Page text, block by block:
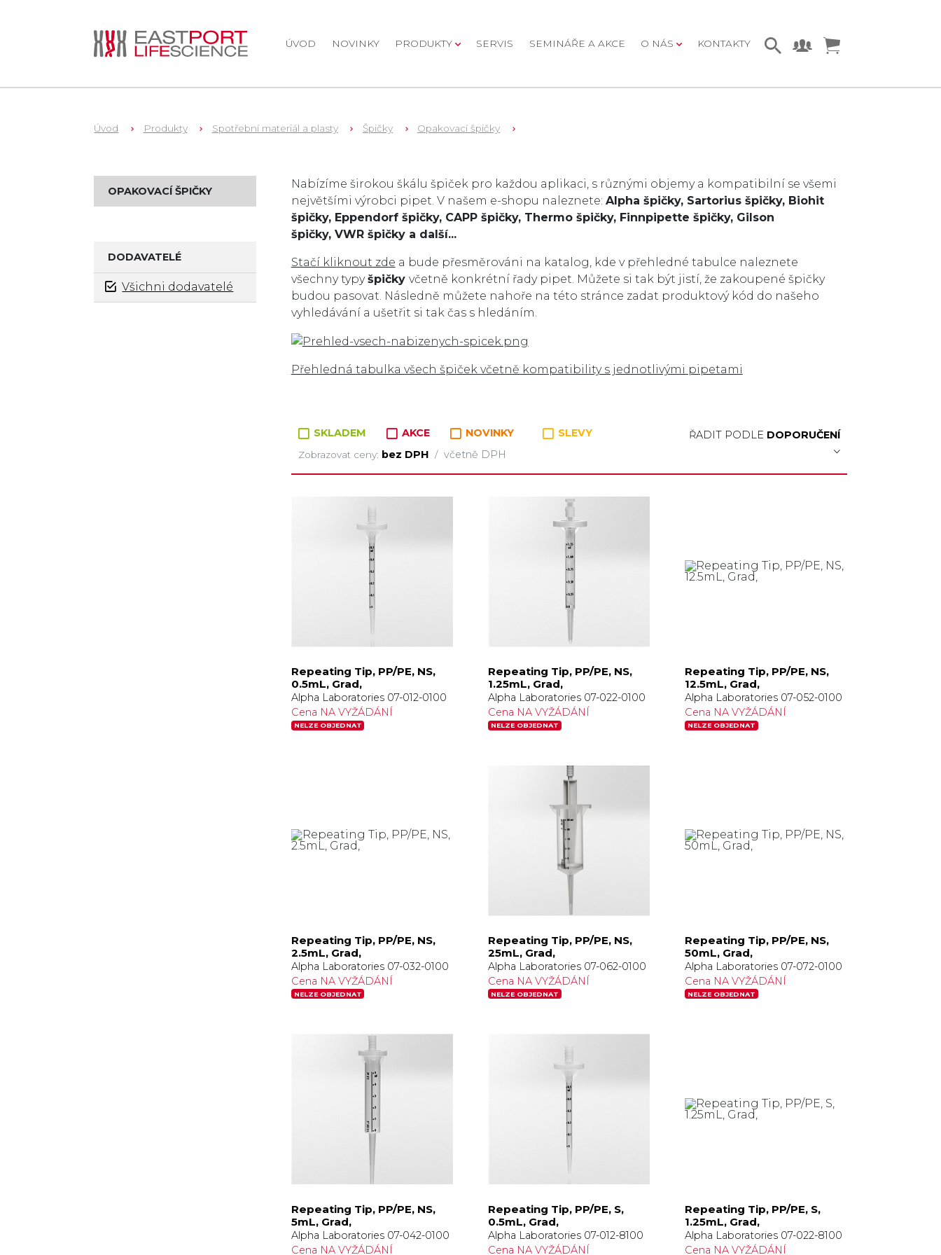
ÚVOD NOVINKY PRODUKTY SERVIS SEMINÁŘE A AKCE O NÁS KONTAKTY
Úvod Produkty Spotřební materiál a plasty Špičky Opakovací špičky
OPAKOVACÍ ŠPIČKY
DODAVATELÉ
Všichni dodavatelé
Zboží v kategorii
Nabízíme širokou škálu špiček pro každou aplikaci, s různými objemy a kompatibilní se všemi
největšími výrobci pipet. V našem e-shopu naleznete: Alpha špičky, Sartorius špičky, Biohit
špičky, Eppendorf špičky, CAPP špičky, Thermo špičky, Finnpipette špičky, Gilson
špičky, VWR špičky a další...
Stačí kliknout zde a bude přesměrováni na katalog, kde v přehledné tabulce naleznete
všechny typyšpičky včetně konkrétní řady pipet. Můžete si tak být jistí, že zakoupené špičky
budou pasovat. Následně můžete nahoře na této stránce zadat produktový kód do našeho
vyhledávání a ušetřit si tak čas s hledáním.
Přehledná tabulka všech špiček včetně kompatibility s jednotlivými pipetami
SKLADEM AKCE NOVINKY SLEVY
Zobrazovat ceny: bez DPH / včetně DPH
ŘADIT PODLE DOPORUČENÍ
Repeating Tip, PP/PE, NS,
0.5mL, Grad,
Alpha Laboratories 07-012-0100
Cena NA VYŽÁDÁNÍ
NELZE OBJEDNAT
Repeating Tip, PP/PE, NS,
1.25mL, Grad,
Alpha Laboratories 07-022-0100
Cena NA VYŽÁDÁNÍ
NELZE OBJEDNAT
Repeating Tip, PP/PE, NS,
12.5mL, Grad,
Alpha Laboratories 07-052-0100
Cena NA VYŽÁDÁNÍ
NELZE OBJEDNAT
Repeating Tip, PP/PE, NS,
2.5mL, Grad,
Alpha Laboratories 07-032-0100
Cena NA VYŽÁDÁNÍ
NELZE OBJEDNAT
Repeating Tip, PP/PE, NS,
25mL, Grad,
Alpha Laboratories 07-062-0100
Cena NA VYŽÁDÁNÍ
NELZE OBJEDNAT
Repeating Tip, PP/PE, NS,
50mL, Grad,
Alpha Laboratories 07-072-0100
Cena NA VYŽÁDÁNÍ
NELZE OBJEDNAT
Repeating Tip, PP/PE, NS,
5mL, Grad,
Alpha Laboratories 07-042-0100
Cena NA VYŽÁDÁNÍ
Repeating Tip, PP/PE, S,
0.5mL, Grad,
Alpha Laboratories 07-012-8100
Cena NA VYŽÁDÁNÍ
Repeating Tip, PP/PE, S,
1.25mL, Grad,
Alpha Laboratories 07-022-8100
Cena NA VYŽÁDÁNÍ